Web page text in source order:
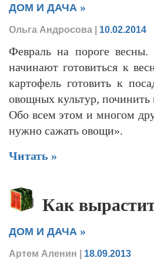
ДОМ И ДАЧА »
Ольга Андросова | 10.02.2014
Февраль на пороге
начинают готовиться к
картофель готовить к
овощных культур, починить
Обо всем этом и многом
нужно сажать овощи».
Читать »
Как
ДОМ И ДАЧА »
Артем Аленин | 18.09.2013